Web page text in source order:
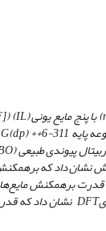
) با پنج مایع یونی (IL
) (
[
پایه G(d,p)
پیوندی طبیعی(
نشان داد که
برهمکنش
DFT نشان داد که